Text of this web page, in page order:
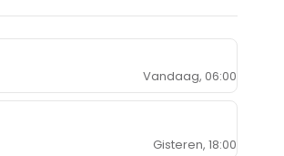
Vandaag, 06:00
Gisteren, 18:00